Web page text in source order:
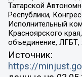
Татарской
Республики,
Исполнительный
Красноярского
объединение, ЛГБТ,
Источник:
https://